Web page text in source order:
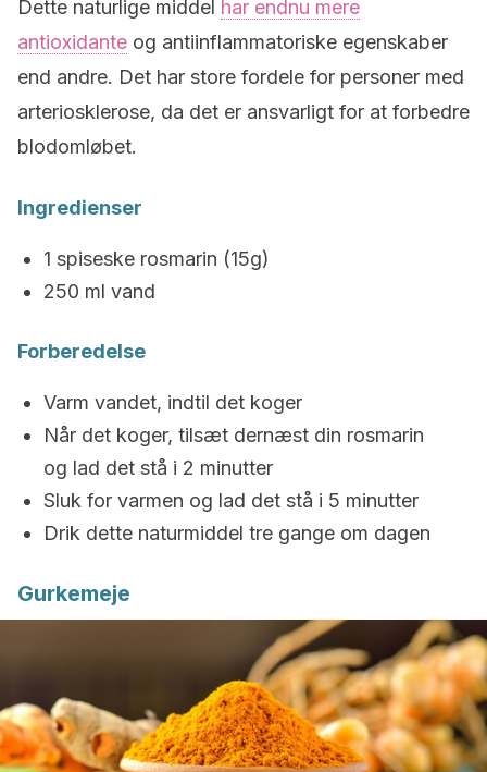
Dette naturlige middel har endnu mere
antioxidante og antiinflammatoriske egenskaber
end andre. Det har store fordele for personer med
arteriosklerose, da det er ansvarligt for at forbedre
blodomløbet.
Ingredienser
1 spiseske rosmarin (15g)
250 ml vand
Forberedelse
Varm vandet, indtil det koger
Når det koger, tilsæt dernæst din rosmarin
og lad det stå i 2 minutter
Sluk for varmen og lad det stå i 5 minutter
Drik dette naturmiddel tre gange om dagen
Gurkemeje